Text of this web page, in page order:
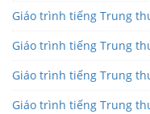
Giáo trình tiếng Trung
Giáo trình tiếng Trung
Giáo trình tiếng Trung
Giáo trình tiếng Trung